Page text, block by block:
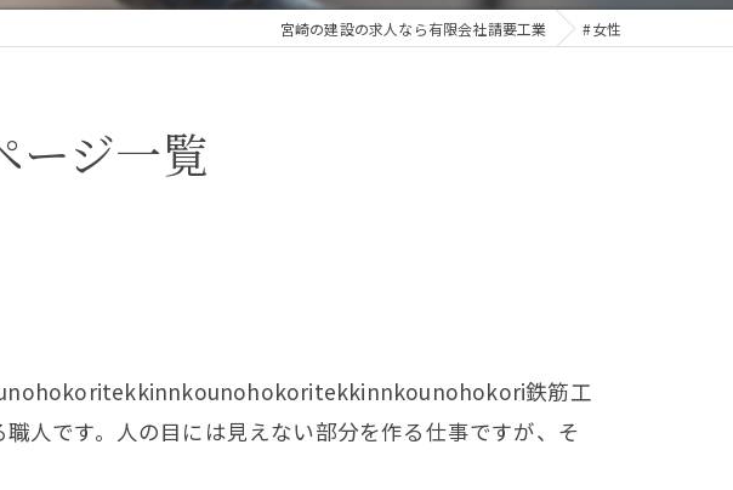
宮崎の建設の求人なら有限会社請要工業 #女性
ージ一覧
鉄筋工
人です。人の目には見えない部分を作る仕事ですが、そ